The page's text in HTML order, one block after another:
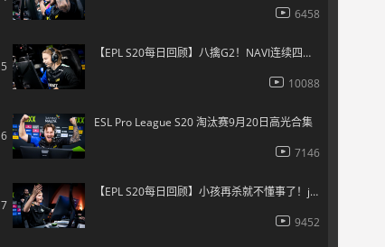
6458
5
【EPL S20每日回顾】八擒G2！NAVI连续四次闯入决赛！
10088
6
ESL Pro League S20 淘汰赛9月20日高光合集
7146
7
【EPL S20每日回顾】小孩再杀就不懂事了！jL、m0NESY状态爆棚！
9452